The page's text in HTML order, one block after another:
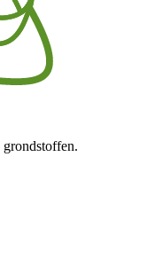
grondstoffen.